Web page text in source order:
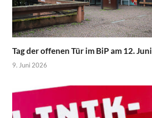
Tag der offenen Tür im BiP am 12. Juni
9. Juni 2026